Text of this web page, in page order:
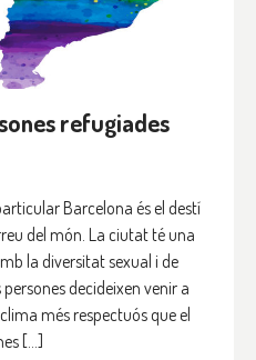
refugiades
Barcelona és el destí
del món. La ciutat té una
la diversitat sexual i de
decideixen venir a
més respectuós que el
[…]